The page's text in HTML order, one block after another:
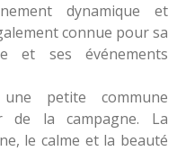
dynamique et
connue pour sa
et ses événements
petite commune
de la campagne. La
le calme et la beauté